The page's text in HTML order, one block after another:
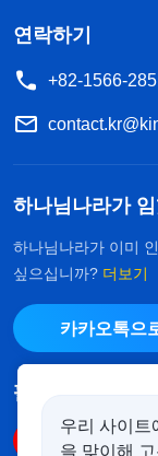
연락하기
+82-1566-
하나님나라가
하나님나라가 이미
싶으십니까? 더보기
카카오톡으
팔로우하기
우리 사이트
을 맞이해